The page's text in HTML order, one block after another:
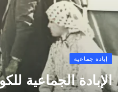
إبادة جماعية
الإبادة الجماعية